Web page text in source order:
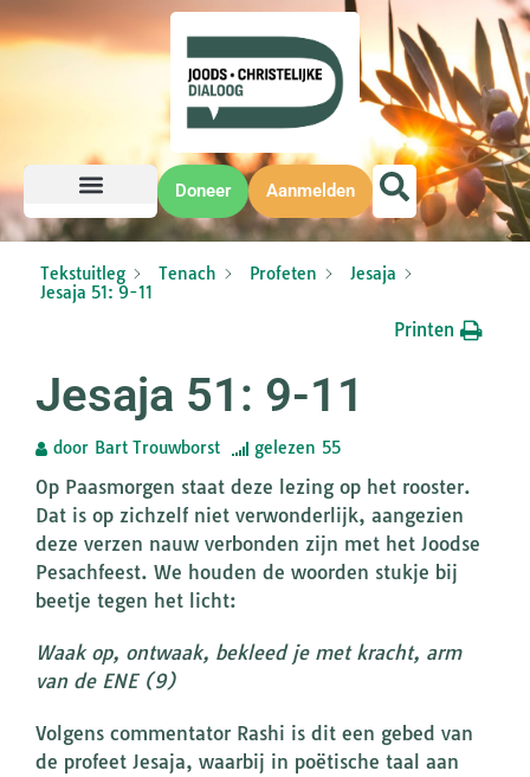
Doneer Aanmelden
Tekstuitleg Tenach Profeten
Jesaja
Jesaja 51: 9-11
Printen
Jesaja 51: 9-11
door Bart Trouwborst gelezen 55
Op Paasmorgen staat deze lezing op het rooster.
Dat is op zichzelf niet verwonderlijk, aangezien
deze verzen nauw verbonden zijn met het Joodse
Pesachfeest. We houden de woorden stukje bij
beetje tegen het licht:
Waak op, ontwaak, bekleed je met kracht, arm
van de ENE (9)
Volgens commentator Rashi is dit een gebed van
de profeet Jesaja, waarbij in poëtische taal aan